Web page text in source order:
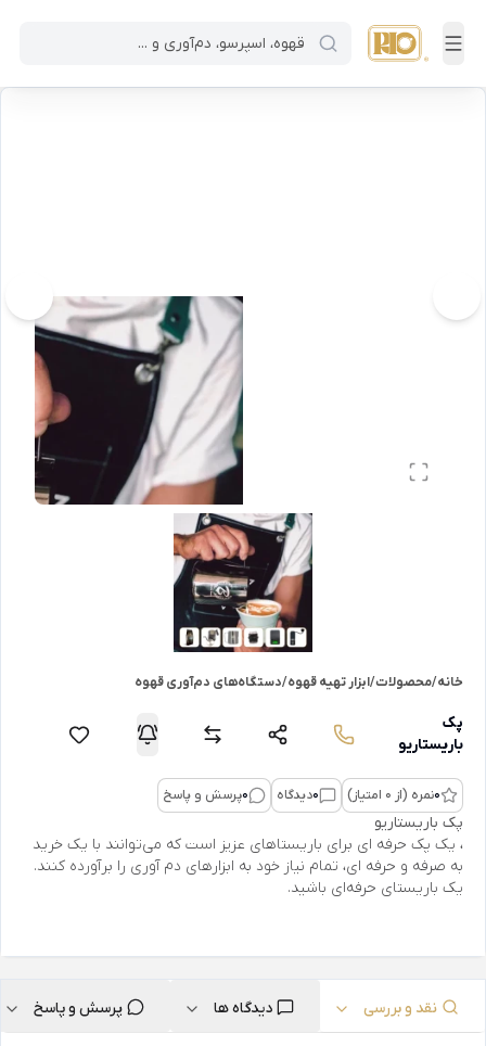
خانه/محصولات/ابزار تهیه قهوه/دستگاه‌های دم‌آوری قهوه
پک
باریستاریو
0نمره (از 0 امتیاز) 0دیدگاه 0پرسش و پاسخ
پک باریستاریو
، یک پک حرفه ای برای باریستاهای عزیز است که می‌توانند با یک خرید
به صرفه و حرفه ای، تمام نیاز خود به ابزارهای دم آوری را برآورده کنند.
یک باریستای حرفه‌ای باشید.
نقد و بررسی دیدگاه ها پرسش و پاسخ